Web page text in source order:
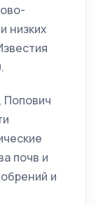
низких
Попович
почв и
и